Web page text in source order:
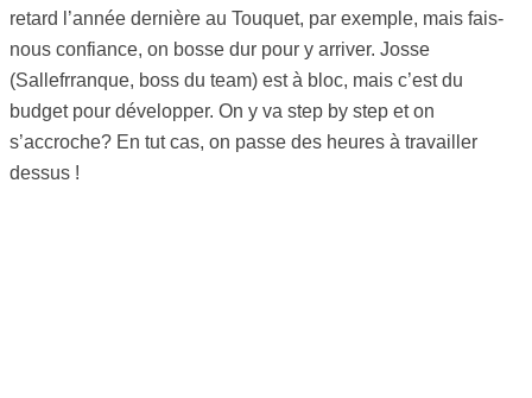
retard l’année dernière au Touquet, par exemple, mais fais-
nous confiance, on bosse dur pour y arriver. Josse
(Sallefrranque, boss du team) est à bloc, mais c’est du
budget pour développer. On y va step by step et on
s’accroche? En tut cas, on passe des heures à travailler
dessus !